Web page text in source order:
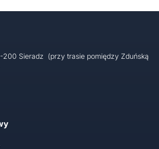
Sieradz (przy trasie pomiędzy Zduńską